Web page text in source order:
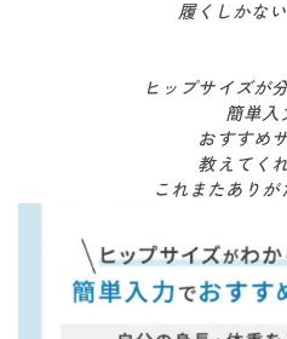
履くしかな
ヒップサイズが
簡単入
おすすめ
教えてく
これまたあり